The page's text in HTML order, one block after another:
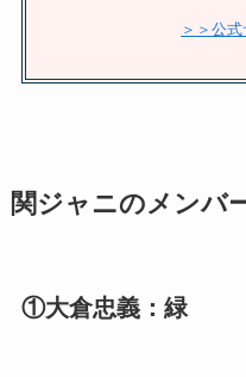
ジ
＞＞公
関ジャニのメンバ
①大倉忠義：緑